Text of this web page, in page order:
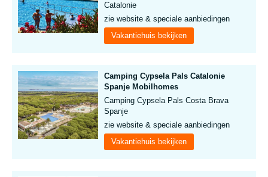
Catalonie
zie website & speciale aanbiedingen
Vakantiehuis bekijken
Camping Cypsela Pals Catalonie
Spanje Mobilhomes
Camping Cypsela Pals Costa Brava
Spanje
zie website & speciale aanbiedingen
Vakantiehuis bekijken